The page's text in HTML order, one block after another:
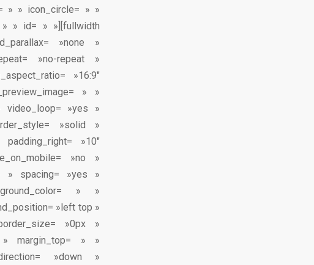
» » icon_circle= » »
» id= » »][fullwidth
»none »
»no-repeat »
»16:9″
» »
video_loop= »yes »
»solid »
»10″
»no »
» spacing= »yes »
» »
»left top »
»0px »
margin_top= » »
»down »